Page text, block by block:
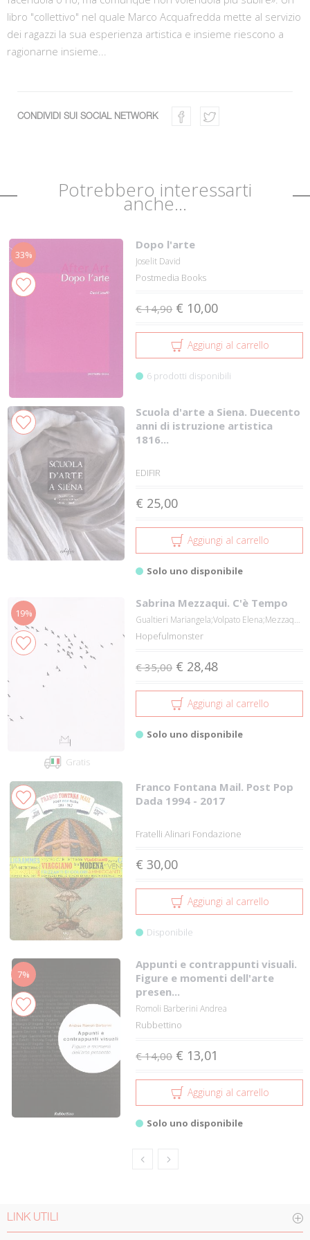
libro "collettivo" nel quale Marco Acquafredda mette al servizio
dei ragazzi la sua esperienza artistica e insieme riescono a
ragionarne insieme...
CONDIVIDI SUI SOCIAL NETWORK
Potrebbero interessarti
anche...
33%
Dopo l'arte
Joselit David
Postmedia Books
€ 14,90 € 10,00
Aggiungi al carrello
6 prodotti disponibili
Scuola d'arte a Siena. Duecento
anni di istruzione artistica
1816...
EDIFIR
€ 25,00
Aggiungi al carrello
Solo uno disponibile
19%
Gratis
Sabrina Mezzaqui. C'è Tempo
Gualtieri Mariangela;Volpato Elena;Mezzaqu...
Hopefulmonster
€ 35,00 € 28,48
Aggiungi al carrello
Solo uno disponibile
Franco Fontana Mail. Post Pop
Dada 1994 - 2017
Fratelli Alinari Fondazione
€ 30,00
Aggiungi al carrello
Disponibile
7%
Appunti e contrappunti visuali.
Figure e momenti dell'arte
presen...
Romoli Barberini Andrea
Rubbettino
€ 14,00 € 13,01
Aggiungi al carrello
Solo uno disponibile
LINK UTILI